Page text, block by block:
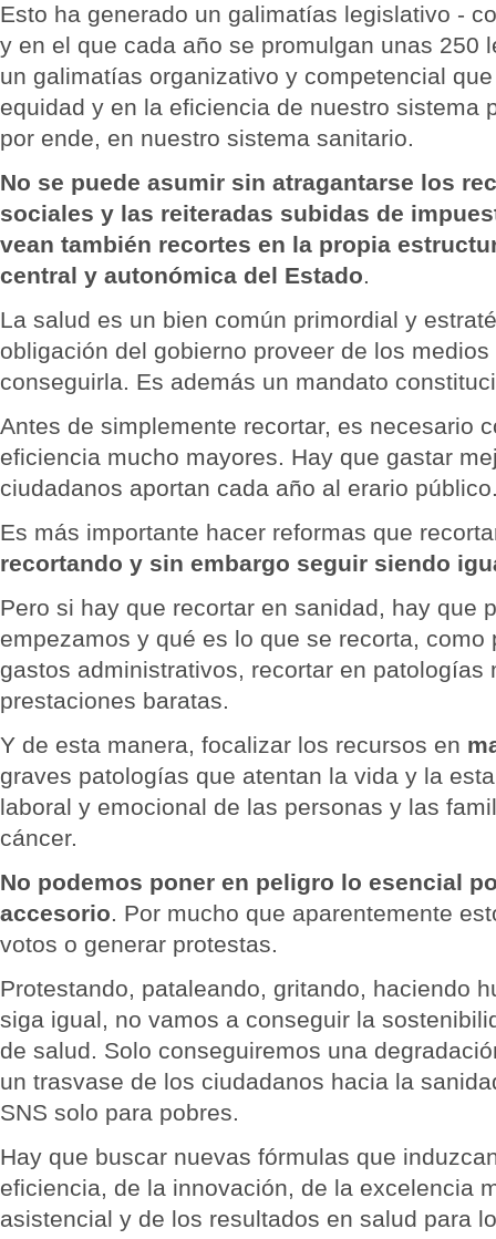
Esto ha generado un galimatías legislativo -
y en el que cada año se promulgan unas 250
un galimatías organizativo y competencial
equidad y en la eficiencia de nuestro sistema
por ende, en nuestro sistema sanitario.
No se puede asumir sin atragantarse los
sociales y las reiteradas subidas de
vean también recortes en la propia
central y autonómica del Estado.
La salud es un bien común primordial y
obligación del gobierno proveer de los
conseguirla. Es además un mandato
Antes de simplemente recortar, es necesario
eficiencia mucho mayores. Hay que gastar
ciudadanos aportan cada año al erario
Es más importante hacer reformas que
recortando y sin embargo seguir siendo
Pero si hay que recortar en sanidad, hay que
empezamos y qué es lo que se recorta, como
gastos administrativos, recortar en patologías
prestaciones baratas.
Y de esta manera, focalizar los recursos en
graves patologías que atentan la vida y la
laboral y emocional de las personas y las
cáncer.
No podemos poner en peligro lo esencial
accesorio. Por mucho que aparentemente
votos o generar protestas.
Protestando, pataleando, gritando, haciendo
siga igual, no vamos a conseguir la
de salud. Solo conseguiremos una
un trasvase de los ciudadanos hacia la
SNS solo para pobres.
Hay que buscar nuevas fórmulas que
eficiencia, de la innovación, de la excelencia
asistencial y de los resultados en salud para